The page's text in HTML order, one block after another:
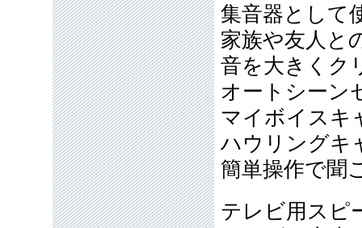
集音器として
家族や友人と
音を大きくク
オートシーン
マイボイスキ
ハウリングキ
簡単操作で聞
テレビ用スピ